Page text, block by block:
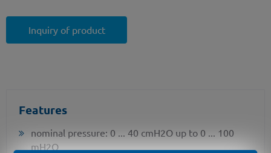
Inquiry of product
Features
nominal pressure: 0 ... 40 cmH2O up to 0 ... 100
mH2O